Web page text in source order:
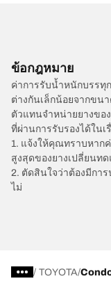
ข้อกฎหมาย
ค่าการรับน้ำหนักบรรทุ
ต่างกันเล็กน้อยจากขน
ตัวแทนจำหน่ายยางขอ
ที่ผ่านการรับรองได้ในเ
1. แจ้งให้คุณทราบหาก
สูงสุดของยางเปลี่ยนท
2. ตัดสินใจว่าต้องมีกา
ไม่
/ TOYOTA